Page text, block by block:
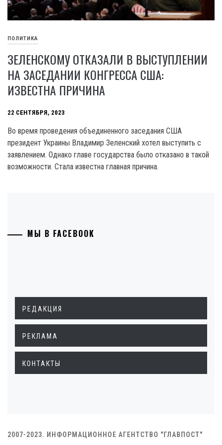
ПОЛИТИКА
ЗЕЛЕНСКОМУ ОТКАЗАЛИ В ВЫСТУПЛЕНИИ
НА ЗАСЕДАНИИ КОНГРЕССА США:
ИЗВЕСТНА ПРИЧИНА
22 СЕНТЯБРЯ, 2023
Bo время проведения объединенного заседания США
президент Украины Владимир Зеленский хотел выступить с
заявлением. Однако главе государства было отказано в такой
возможности. Стала известна главная причина.
МЫ В FACEBOOK
РЕДАКЦИЯ
РЕКЛАМА
КОНТАКТЫ
2007-2023. ИНФОРМАЦИОННОЕ АГЕНТСТВО "ГЛАВПОСТ"